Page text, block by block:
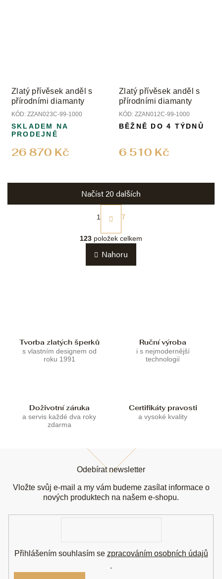
Zlatý přívěsek anděl s
přírodními diamanty
KÓD: ZZAN023C-99-1000
26 870 Kč
SKLADEM NA
PRODEJNĚ
Zlatý přívěsek anděl s
přírodními diamanty
KÓD: ZZAN012C-99-1000
6 510 Kč
BĚŽNĚ DO 4 TÝDNŮ
v
l
á
d
Načíst 20 dalších
S
t
á
n
k
1 7
123 položek celkem
Nahoru
Tvorba zlatých šperků
s vlastním designem od
roku 1991
Ruční výroba
i s nejmodernější
technologií
Doživotní záruka
a servis každé dva roky
zdarma
Certifikáty pravosti
a vysoké kvality
Odebírat newsletter
Vložte svůj e-mail a my vám budeme zasílat informace o
nových produktech na našem e-shopu.
Přihlášením souhlasím se zpracováním osobních údajů
.